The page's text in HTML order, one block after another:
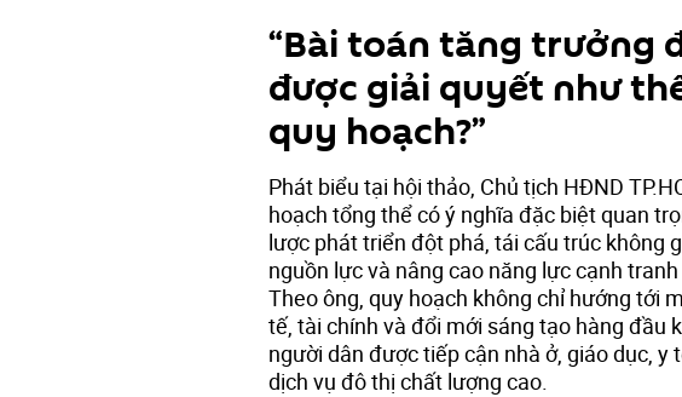
“Bài toán tăng trưởng
được giải quyết như
quy hoạch?”
Phát biểu tại hội thảo, Chủ tịch HĐND
hoạch tổng thể có ý nghĩa đặc biệt quan
lược phát triển đột phá, tái cấu trúc không
nguồn lực và nâng cao năng lực cạnh
Theo ông, quy hoạch không chỉ hướng tới
tế, tài chính và đổi mới sáng tạo hàng đầu
người dân được tiếp cận nhà ở, giáo dục, y
dịch vụ đô thị chất lượng cao.